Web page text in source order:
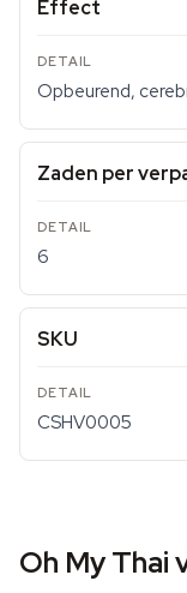
Effect
Opbeurend,
Zaden per
6
SKU
CSHV0005
Oh My Thai